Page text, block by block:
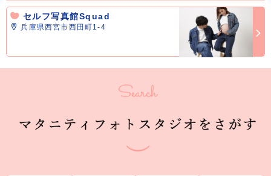
セルフ写真館Squad
兵庫県西宮市西田町1-4